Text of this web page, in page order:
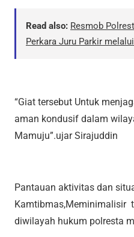
Read also: Resmob
Perkara Juru Parkir
“Giat tersebut Untuk
aman kondusif dalam
Mamuju”.ujar Sirajuddin
Pantauan aktivitas dan
Kamtibmas,Meminimalisir
diwilayah hukum polresta